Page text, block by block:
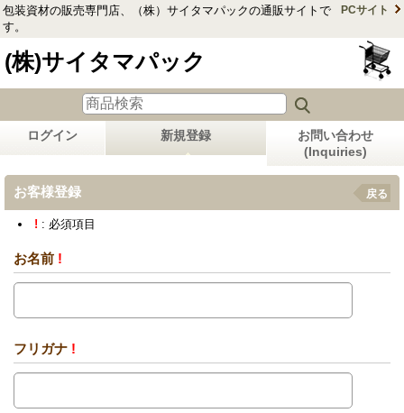
包装資材の販売専門店、（株）サイタマパックの通販サイトで
す。
PCサイト
(株)サイタマパック
ログイン 新規登録
お問い合わせ
(Inquiries)
お客様登録 戻る
! : 必須項目
お名前 !
フリガナ !